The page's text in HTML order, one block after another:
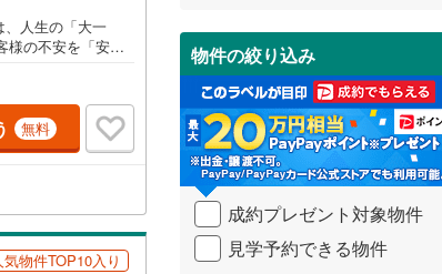
人生の「大一
様の不安を「安
、あえて「収納
内覧！全物件パノ
ノラマ画像を全物
産の複雑なルール
も大丈夫です。
し」を私たちに
無料
気物件TOP10入り
受
け
取
る
・
条
件
を
イ
ペ
物件の絞り込み
成約プレゼント対象物件
見学予約できる物件
宅（ 0） 間取り変更可能（
（1） 3階建て以上（1 ）
6）